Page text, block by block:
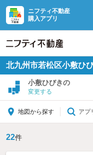
ニフティ不動産
購入アプリ
北九州市若松区小敷ひ
小敷ひびきの
変更する
地図から探す アプ
22件